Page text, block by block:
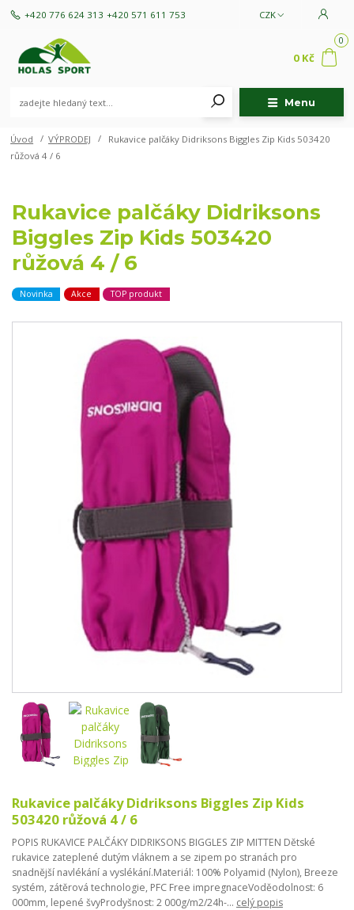
Menu
CZK
+420 776 624 313 +420 571 611 753
0
0 Kč
Úvod VÝPRODEJ
Rukavice palčáky Didriksons Biggles Zip Kids 503420
růžová 4 / 6
Rukavice palčáky Didriksons
Biggles Zip Kids 503420
růžová 4 / 6
Novinka Akce TOP produkt
Rukavice palčáky Didriksons Biggles Zip Kids
503420 růžová 4 / 6
POPIS RUKAVICE PALČÁKY DIDRIKSONS BIGGLES ZIP MITTEN Dětské
rukavice zateplené dutým vláknem a se zipem po stranách pro
snadnější navlékání a vyslékání.Materiál: 100% Polyamid (Nylon), Breeze
systém, zátěrová technologie, PFC Free impregnaceVoděodolnost: 6
000mm, lepené švyProdyšnost: 2 000g/m2/24h-... celý popis